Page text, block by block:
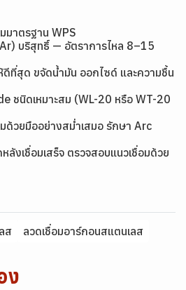
มาตรฐาน WPS
บริสุทธิ์ — อัตราการไหล 8–15
ดีที่สุด ขจัดน้ำมัน ออกไซด์ และความชื้น
ชนิดเหมาะสม (WL-20 หรือ WT-20
ด้วยมืออย่างสม่ำเสมอ รักษา Arc
งเชื่อมเสร็จ ตรวจสอบแนวเชื่อมด้วย
ส
ลวดเชื่อมอาร์กอนสแตนเลส
ง